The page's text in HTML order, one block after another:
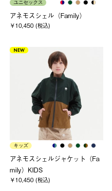
ユニセックス
アネモスシェル（Family）
￥10,450 (税込)
NEW
キッズ
アネモスシェルジャケット（Fa
mily）KIDS
￥10,450 (税込)